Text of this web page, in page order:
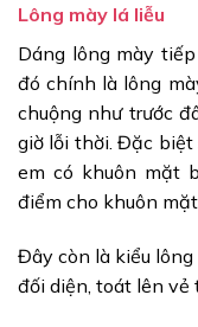
Lông mày lá liễu
Dáng lông mày
đó chính là lông
chuộng như trước
giờ lỗi thời. Đặc biệt
em có khuôn mặt
điểm cho khuôn
Đây còn là kiểu
đối diện, toát lên vẻ